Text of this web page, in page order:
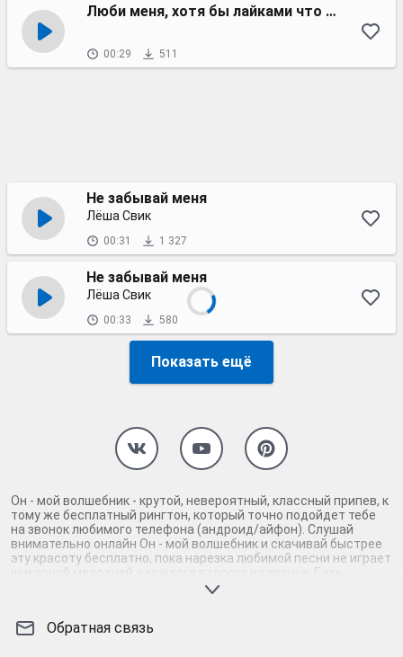
Люби меня, хотя бы лайками что ли
00:29 511
Не забывай меня
Лёша Свик
00:31 1 327
Не забывай меня
Лёша Свик
00:33 580
Показать ещё
Он - мой волшебник - крутой, невероятный, классный припев, к
тому же бесплатный рингтон, который точно подойдет тебе
на звонок любимого телефона (андроид/айфон). Слушай
внимательно онлайн Он - мой волшебник и скачивай быстрее
эту красоту бесплатно, пока нарезка любимой песни не играет
шикарной мелодией у каждого второго на звонке. Будь
первым, кто скачает бесплатно сей шедевр музыки и оценит
нарезку mp3 песни на звонок телефона, ну, или m4r мелодию
Обратная связь